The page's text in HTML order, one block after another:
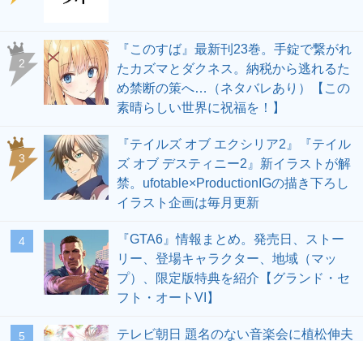
2
『このすば』最新刊23巻。手錠で繋がれ
たカズマとダクネス。納税から逃れるた
め禁断の策へ…（ネタバレあり）【この
素晴らしい世界に祝福を！】
3
『テイルズ オブ エクシリア2』『テイル
ズ オブ デスティニー2』新イラストが解
禁。ufotable×ProductionIGの描き下ろし
イラスト企画は毎月更新
4
『GTA6』情報まとめ。発売日、ストー
リー、登場キャラクター、地域（マッ
プ）、限定版特典を紹介【グランド・セ
フト・オートVI】
5 テレビ朝日 題名のない音楽会に植松伸夫